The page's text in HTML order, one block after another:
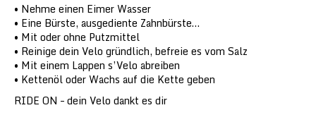
Nehme einen Eimer Wasser
Eine Bürste, ausgediente Zahnbürste…
Mit oder ohne Putzmittel
Reinige dein Velo gründlich, befreie es vom Salz
Mit einem Lappen s’Velo abreiben
Kettenöl oder Wachs auf die Kette geben
RIDE ON – dein Velo dankt es dir